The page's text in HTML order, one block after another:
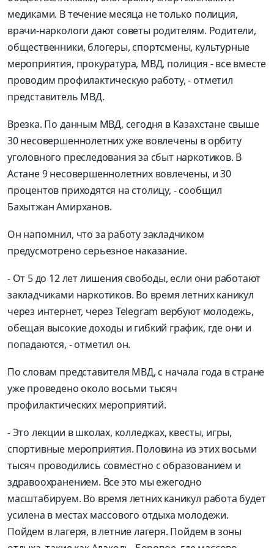
медиками. В течение месяца не только полиция,
врачи-наркологи дают советы родителям. Родители,
общественники, блогеры, спортсмены, культурные
мероприятия, прокуратура, МВД, полиция - все вместе
проводим профилактическую работу, - отметил
представитель МВД.
Врезка. По данным МВД, сегодня в Казахстане свыше
30 несовершеннолетних уже вовлечены в орбиту
уголовного преследования за сбыт наркотиков. В
Астане 9несовершеннолетних вовлечены, и 30
процентов приходятся на столицу, -сообщил
БахытжанАмирханов.
Он напомнил, что за работу закладчиком
предусмотрено серьезное наказание.
- От 5 до 12 лет лишения свободы, если они работают
закладчиками наркотиков. Во время летних каникул
через интернет, через Telegram вербуют молодежь,
обещая высокие доходы и гибкий график, где они и
попадаются, -отметил он.
По словам представителя МВД, с начала года в стране
уже проведено около восьми тысяч
профилактических мероприятий.
-Это лекции в школах, колледжах, квесты, игры,
спортивные мероприятия. Половина из этих восьми
тысяч проводились совместно с образованием и
здравоохранением. Все это мы ежегодно
масштабируем. Во время летних каникул работа будет
усилена в местах массового отдыха молодежи.
Пойдем в лагеря, в летние лагеря. Пойдем в зоны